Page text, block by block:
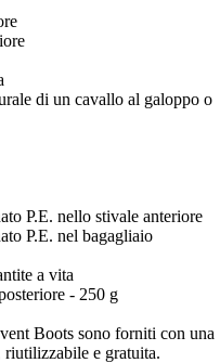
di un cavallo al galoppo o
P.E. nello stivale anteriore
P.E. nel bagagliaio
a vita
- 250 g
Boots sono forniti con una
riutilizzabile e gratuita.